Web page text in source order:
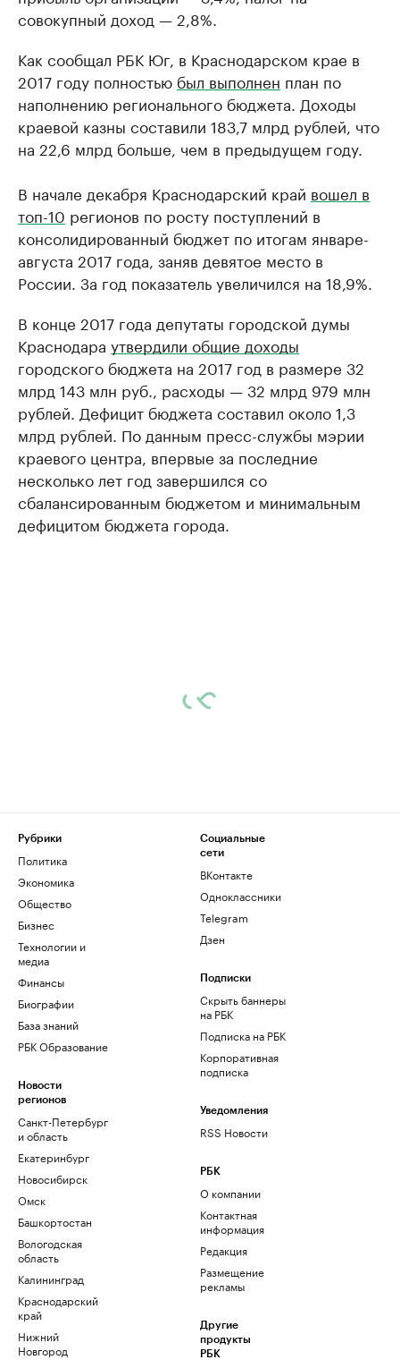
совокупный доход — 2,8%.
Как сообщал РБК Юг, в Краснодарском крае в
2017 году полностью был выполнен план по
наполнению регионального бюджета. Доходы
краевой казны составили 183,7 млрд рублей, что
на 22,6 млрд больше, чем в предыдущем году.
В начале декабря Краснодарский край вошел в
топ-10 регионов по росту поступлений в
консолидированный бюджет по итогам январе-
августа 2017 года, заняв девятое место в
России. За год показатель увеличился на 18,9%.
В конце 2017 года депутаты городской думы
Краснодара утвердили общие доходы
городского бюджета на 2017 год в размере 32
млрд 143 млн руб., расходы — 32 млрд 979 млн
рублей. Дефицит бюджета составил около 1,3
млрд рублей. По данным пресс-службы мэрии
краевого центра, впервые за последние
несколько лет год завершился со
сбалансированным бюджетом и минимальным
дефицитом бюджета города.
Рубрики
Политика
Экономика
Общество
Бизнес
Технологии и
медиа
Финансы
Биографии
База знаний
РБК Образование
Новости
регионов
Санкт-Петербург
и область
Екатеринбург
Новосибирск
Омск
Башкортостан
Вологодская
область
Калининград
Краснодарский
край
Нижний
Новгород
Социальные
сети
ВКонтакте
Одноклассники
Telegram
Дзен
Подписки
Скрыть баннеры
на РБК
Подписка на РБК
Корпоративная
подписка
Уведомления
RSS Новости
РБК
О компании
Контактная
информация
Редакция
Размещение
рекламы
Другие
продукты
РБК